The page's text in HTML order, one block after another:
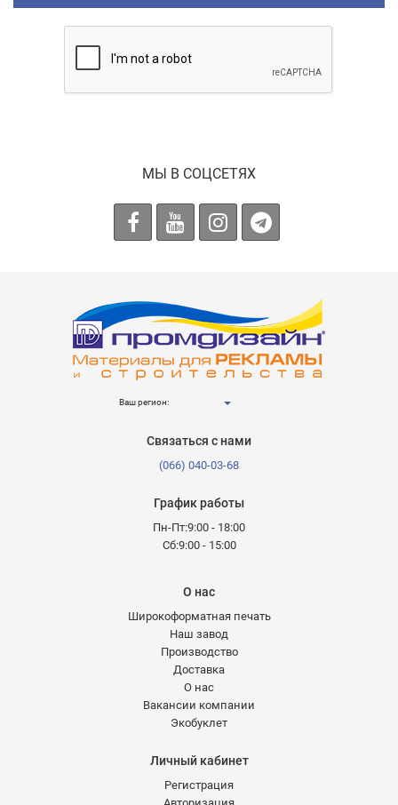
МЫ В СОЦСЕТЯХ
Ваш регион:
Связаться с нами
(066) 040-03-68
График работы
Пн-Пт:9:00 - 18:00
Сб:9:00 - 15:00
О нас
Широкоформатная печать
Наш завод
Производство
Доставка
О нас
Вакансии компании
Экобуклет
Личный кабинет
Регистрация